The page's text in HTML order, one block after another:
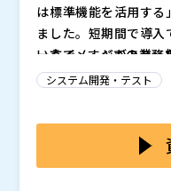
は標準機能を活用す
ました。短期間で導
いうイメージがあり
は多くの企業にとって
一方で、すべての業
界があり、企業が本来
誤の中で磨かれてき
では表現しきれないこ
システム開発・テスト